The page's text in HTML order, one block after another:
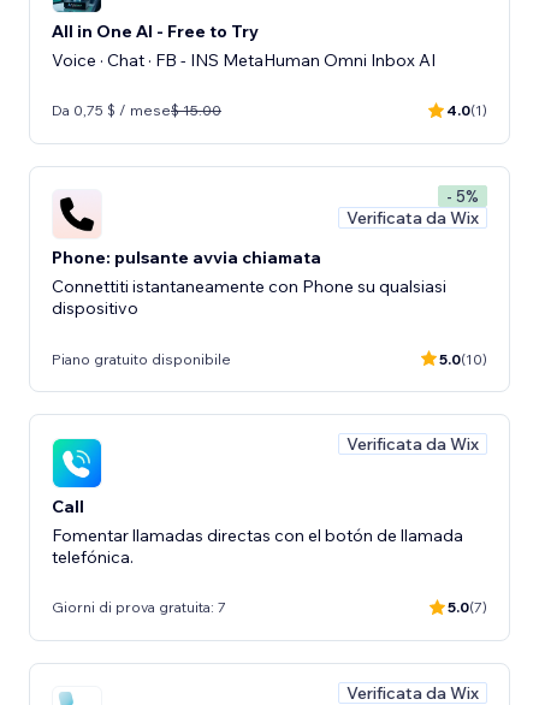
All in One AI - Free to Try
Voice · Chat · FB - INS MetaHuman Omni Inbox AI
Da 0,75 $ / mese$ 15.00 4.0(1)
- 5%
Verificata da Wix
Phone: pulsante avvia chiamata
Connettiti istantaneamente con Phone su qualsiasi
dispositivo
Piano gratuito disponibile 5.0(10)
Verificata da Wix
Call
Fomentar llamadas directas con el botón de llamada
telefónica.
Giorni di prova gratuita: 7 5.0(7)
Verificata da Wix